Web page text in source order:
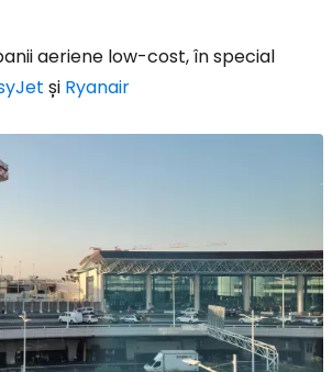
aeriene low-cost, în special
și Ryanair